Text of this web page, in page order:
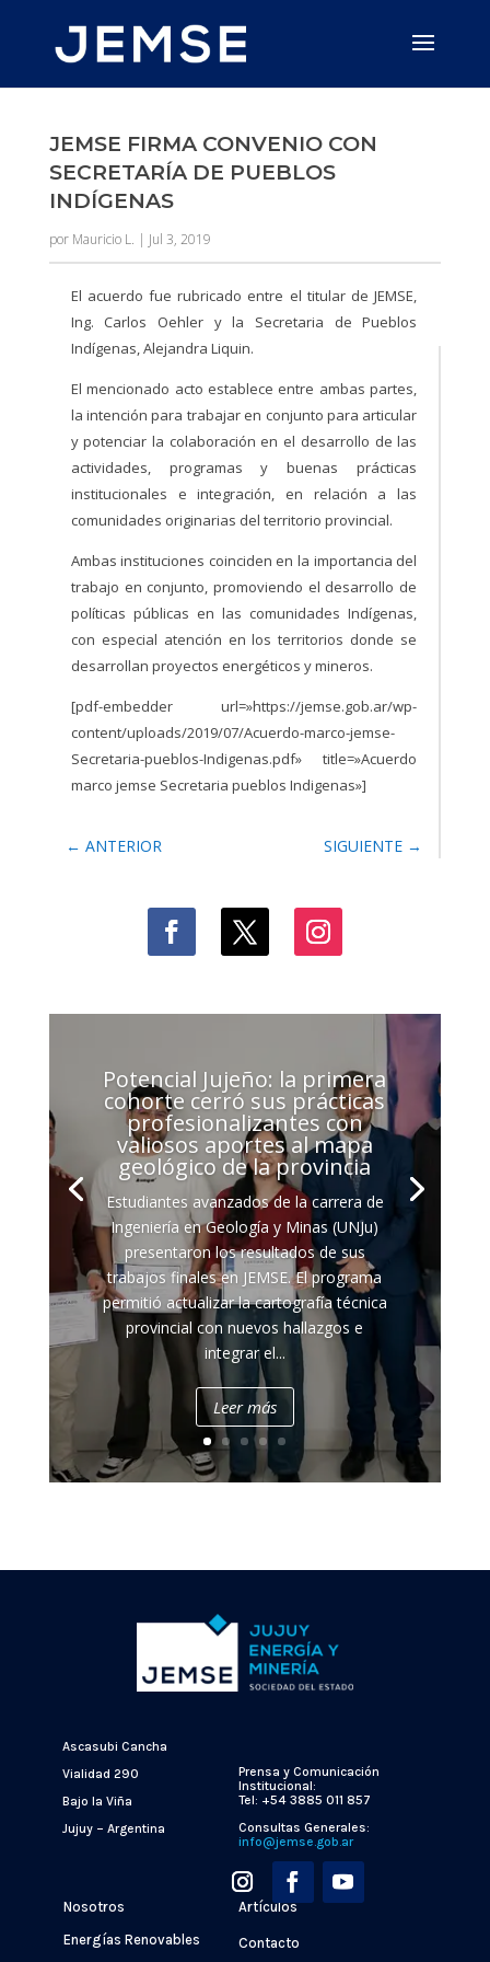
JEMSE FIRMA CONVENIO CON
SECRETARÍA DE PUEBLOS
INDÍGENAS
por Mauricio L. | Jul 3, 2019
El acuerdo fue rubricado entre el titular de JEMSE,
Ing. Carlos Oehler y la Secretaria de Pueblos
Indígenas, Alejandra Liquin.
El mencionado acto establece entre ambas partes,
la intención para trabajar en conjunto para articular
y potenciar la colaboración en el desarrollo de las
actividades, programas y buenas prácticas
institucionales e integración, en relación a las
comunidades originarias del territorio provincial.
Ambas instituciones coinciden en la importancia del
trabajo en conjunto, promoviendo el desarrollo de
políticas públicas en las comunidades Indígenas,
con especial atención en los territorios donde se
desarrollan proyectos energéticos y mineros.
[pdf-embedder url=»https://jemse.gob.ar/wp-
content/uploads/2019/07/Acuerdo-marco-jemse-
Secretaria-pueblos-Indigenas.pdf» title=»Acuerdo
marco jemse Secretaria pueblos Indigenas»]
← ANTERIOR SIGUIENTE →
Potencial Jujeño: la primera
cohorte cerró sus prácticas
profesionalizantes con
valiosos aportes al mapa
geológico de la provincia
Estudiantes avanzados de la carrera de
Ingeniería en Geología y Minas (UNJu)
presentaron los resultados de sus
trabajos finales en JEMSE. El programa
permitió actualizar la cartografía técnica
provincial con nuevos hallazgos e
integrar el...
Leer más
Ascasubi Cancha
Vialidad 290
Bajo la Viña
Jujuy – Argentina
Nosotros
Energías Renovables
Artículos
Contacto
Prensa y Comunicación
Institucional:
Tel: +54 3885 011 857
Consultas Generales:
info@jemse.gob.ar